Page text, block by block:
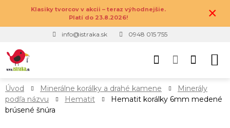
Klasiky tvorcov v akcii – teraz výhodnejšie.
Platí do 23.8.2026!
×
info@istraka.sk 0948 015 755
Úvod Minerálne korálky a drahé kamene
Minerály
podľa názvu
Hematit
Hematit korálky 6mm medené
brúsené šnúra